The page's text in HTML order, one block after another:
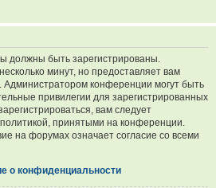
должны быть зарегистрированы.
минут, но предоставляет вам
конференции могут быть
привилегии для зарегистрированных
вам следует
принятыми на конференции.
на форумах означает согласие со всеми
о конфиденциальности